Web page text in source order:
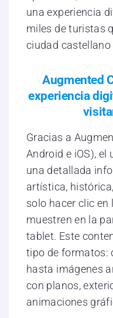
una experiencia
miles de turistas
ciudad castellano
Augmented
experiencia
Gracias a
Android e iOS), el
una detallada
artística,
solo hacer clic en
muestren en la
tablet. Este
tipo de formatos:
hasta imágenes
con planos,
animaciones